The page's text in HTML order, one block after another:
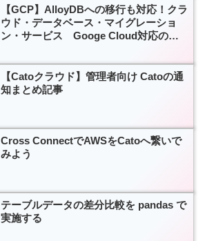
【GCP】AlloyDBへの移行も対応！クラ
ウド・データベース・マイグレーショ
ン・サービス Googe Cloud対応のお
【Catoクラウド】管理者向け Catoの通
知まとめ記事
Cross ConnectでAWSをCatoへ繋いで
みよう
テーブルデータの差分比較を pandas で
実施する